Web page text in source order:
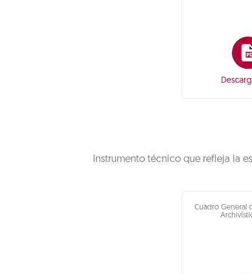
Instrumento técnico que refleja la
Cuadro General